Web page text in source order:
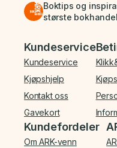
Boktips og
største bokhandel
Bunnmeny
Kundeservice
Kundeservice
Kjøpshjelp
Kontakt oss
Gavekort
Kundefordeler
Om ARK-venn